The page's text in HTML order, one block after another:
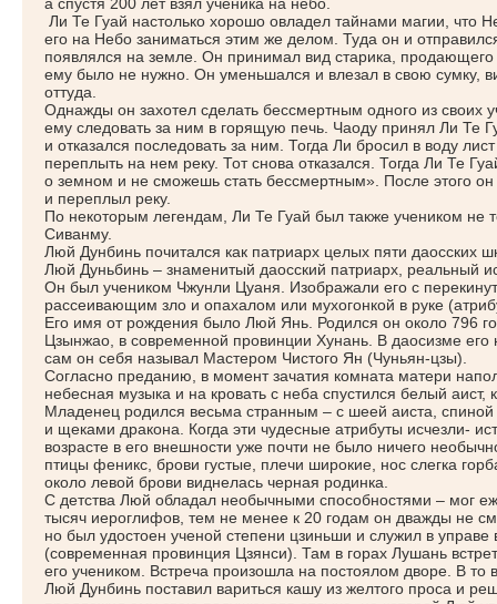
Ли Те Гуай настолько хорошо овладел тайнами магии, что
его на Небо заниматься этим же делом. Туда он и
появлялся на земле. Он принимал вид старика,
ему было не нужно. Он уменьшался и влезал в свою сумку,
оттуда.
Однажды он захотел сделать бессмертным одного из своих
ему следовать за ним в горящую печь. Чаоду принял Ли Те
и отказался последовать за ним. Тогда Ли бросил в воду
переплыть на нем реку. Тот снова отказался. Тогда Ли Те
о земном и не сможешь стать бессмертным». После этого он
и переплыл реку.
По некоторым легендам, Ли Те Гуай был также учеником не
Сиванму.
Люй Дунбинь почитался как патриарх целых пяти даосских
Люй Дуньбинь – знаменитый даосский патриарх, реальный
Он был учеником Чжунли Цуаня. Изображали его с
рассеивающим зло и опахалом или мухогонкой в руке
Его имя от рождения было Люй Янь. Родился он около 796
Цзынжао, в современной провинции Хунань. В даосизме
сам он себя называл Мастером Чистого Ян (Чуньян-цзы).
Согласно преданию, в момент зачатия комната матери
небесная музыка и на кровать с неба спустился белый аист,
Младенец родился весьма странным – с шеей аиста,
и щеками дракона. Когда эти чудесные атрибуты исчезли-
возрасте в его внешности уже почти не было ничего
птицы феникс, брови густые, плечи широкие, нос слегка
около левой брови виднелась черная родинка.
С детства Люй обладал необычными способностями – мог
тысяч иероглифов, тем не менее к 20 годам он дважды не
но был удостоен ученой степени цзиньши и служил в управе
(современная провинция Цзянси). Там в горах Лушань
его учеником. Встреча произошла на постоялом дворе. В
Люй Дунбинь поставил вариться кашу из желтого проса и